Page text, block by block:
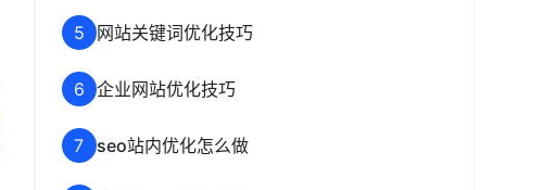
5 网站关键词优化技巧
6 企业网站优化技巧
7 seo站内优化怎么做